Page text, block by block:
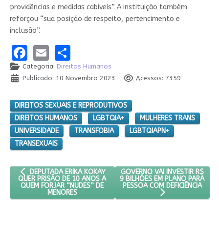
providências e medidas cabíveis”. A instituição também
reforçou “sua posição de respeito, pertencimento e
inclusão”.
Facebook
EmailShare
Categoria: Direitos Humanos
Publicado: 10 Novembro 2023
Acessos: 7359
DIREITOS SEXUAIS E REPRODUTIVOS
DIREITOS HUMANOS
LGBTQIA+
MULHERES TRANS
UNIVERSIDADE
TRANSFOBIA
LGBTQIAPN+
TRANSEXUAIS
ARTIGO ANTERIOR: DEPUTADA ERIKA KOKAY QUER PRISÃO DE
DEPUTADA ERIKA KOKAY
QUER PRISÃO DE 10 ANOS A
QUEM FORJAR “NUDES” DE
MENORES
PRÓXIMO ARTIGO: GOVERNO
GOVERNO VAI INVESTIR R$
9 BILHÕES EM PLANO PARA
PESSOA COM DEFICIÊNCIA